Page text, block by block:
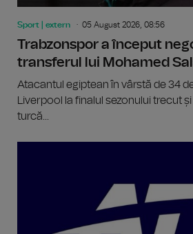
Sport | extern 05 August 2026, 08:56
Trabzonspor a început
transferul lui Mohamed
Atacantul egiptean în vârstă de 34
Liverpool la finalul sezonului trecut
turcă...